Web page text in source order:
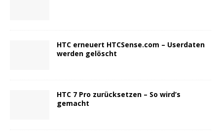
HTC erneuert HTCSense.com – Userdaten
werden gelöscht
HTC 7 Pro zurücksetzen – So wird’s
gemacht